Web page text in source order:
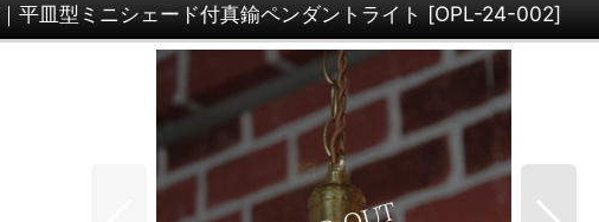
平皿型ミニシェード付真鍮ペンダントライト [OPL-24-002]